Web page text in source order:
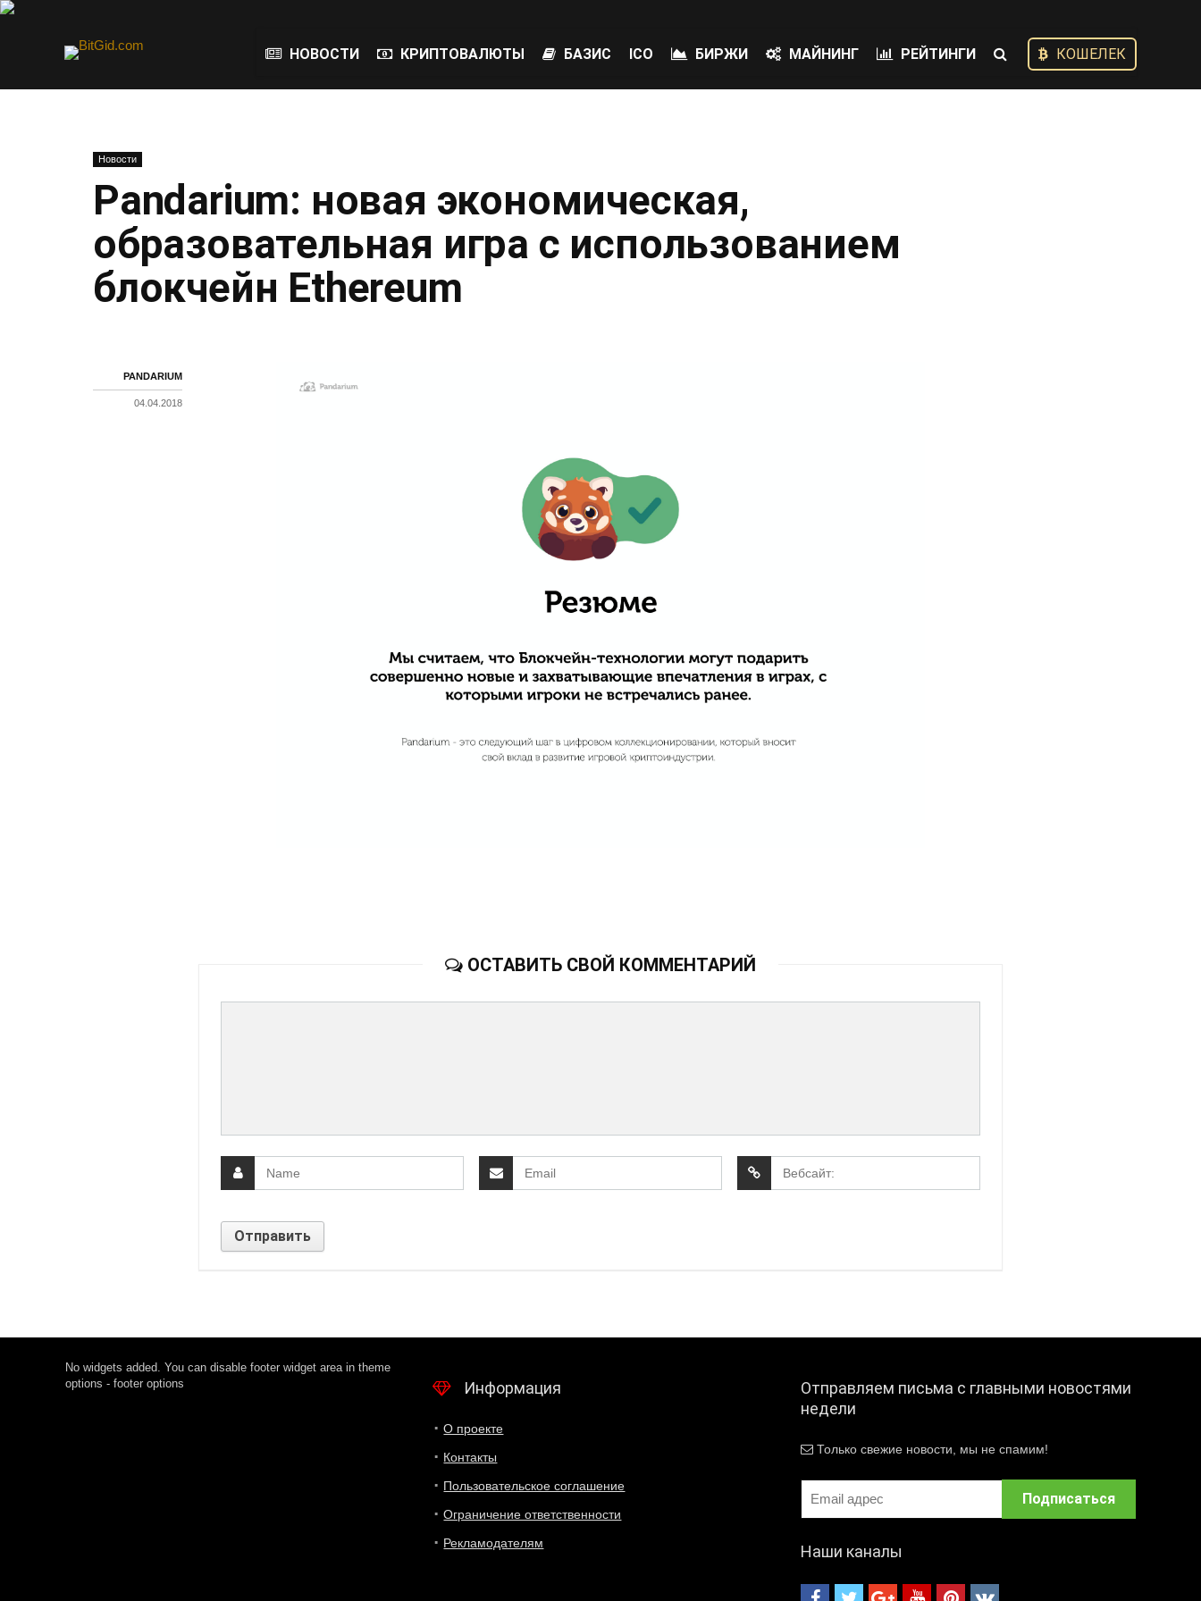
НОВОСТИ КРИПТОВАЛЮТЫ БАЗИС ICO БИРЖИ МАЙНИНГ РЕЙТИНГИ КОШЕЛЕК
Новости
Pandarium: новая экономическая,
образовательная игра с использованием
блокчейн Ethereum
PANDARIUM
04.04.2018
ОСТАВИТЬ СВОЙ КОММЕНТАРИЙ
No widgets added. You can disable footer widget area in theme
options - footer options
Информация
О проекте
Контакты
Пользовательское соглашение
Ограничение ответственности
Рекламодателям
Отправляем письма с главными новостями
недели
Только свежие новости, мы не спамим!
Наши каналы